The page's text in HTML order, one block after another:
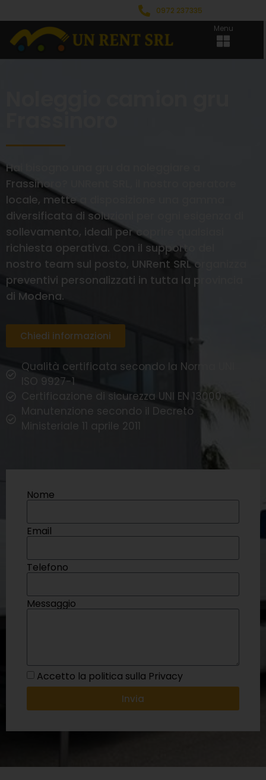
0972 237335
Menu
Hai bisogno una gru da noleggiare a
Frassinoro? UNRent SRL, il nostro operatore
locale, mette a disposizione una gamma
diversificata di soluzioni per ogni esigenza di
sollevamento, ideali per coprire qualsiasi
richiesta operativa. Con il supporto del
nostro team sul posto, UNRent SRL organizza
preventivi personalizzati in tutta la provincia
di Modena.
Chiedi informazioni
Qualità certificata secondo la Norma UNI
ISO 9927-1
Certificazione di sicurezza UNI EN 13000
Manutenzione secondo il Decreto
Ministeriale 11 aprile 2011
Nome
Email
Telefono
Messaggio
Accetto la politica sulla Privacy
Invia